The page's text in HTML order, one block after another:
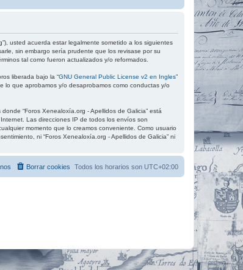
usted acuerda estar legalmente sometido a los siguientes
sin embargo sería prudente que los revisase por su
tal como fueron actualizados y/o reformados.
liberada bajo la “GNU General Public License v2 en Ingles”
lo que aprobamos y/o desaprobamos como conductas y/o
“Foros Xenealoxía.org - Apellidos de Galicia” está
Las direcciones IP de todos los envíos son
momento que lo creamos conveniente. Como usuario
ni “Foros Xenealoxía.org - Apellidos de Galicia” ni
Todos los horarios son UTC+02:00
Borrar cookies